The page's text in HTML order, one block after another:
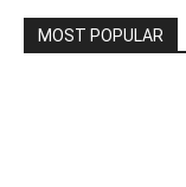
MOST POPULAR